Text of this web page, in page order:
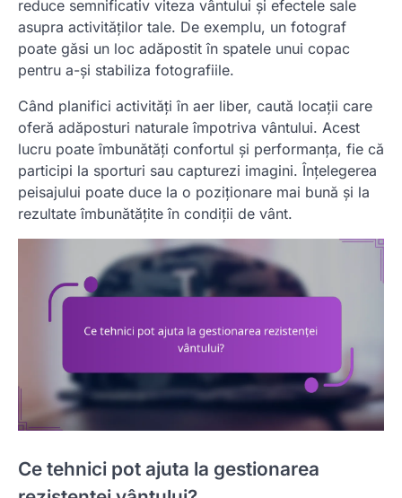
reduce semnificativ viteza vântului și efectele sale
asupra activităților tale. De exemplu, un fotograf
poate găsi un loc adăpostit în spatele unui copac
pentru a-și stabiliza fotografiile.
Când planifici activități în aer liber, caută locații care
oferă adăposturi naturale împotriva vântului. Acest
lucru poate îmbunătăți confortul și performanța, fie că
participi la sporturi sau capturezi imagini. Înțelegerea
peisajului poate duce la o poziționare mai bună și la
rezultate îmbunătățite în condiții de vânt.
Ce tehnici pot ajuta la gestionarea